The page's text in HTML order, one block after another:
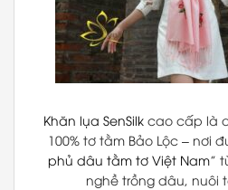
Khăn lụa SenSilk cao cấp là
100% tơ tằm Bảo Lộc – nơi
phủ dâu tằm tơ Việt Nam”
nghề trồng dâu, nuôi